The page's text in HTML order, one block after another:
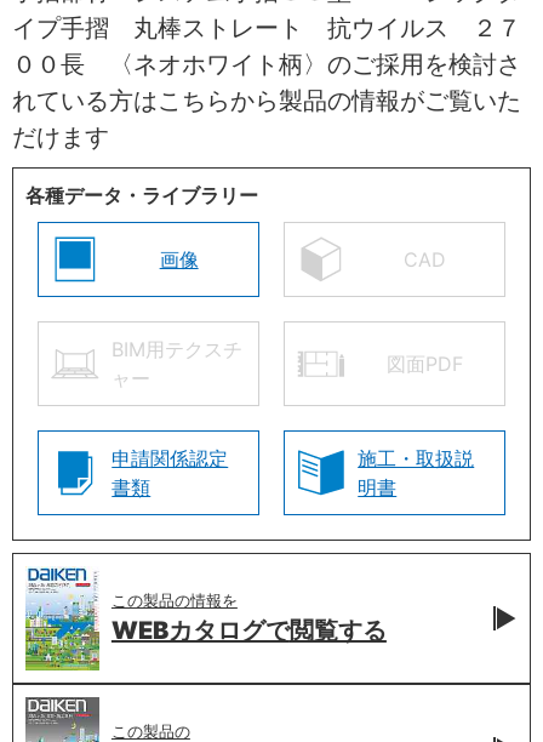
イプ手摺 丸棒ストレート 抗ウイルス ２７
００長 〈ネオホワイト柄〉のご採用を検討さ
れている方はこちらから製品の情報がご覧いた
だけます
各種データ・ライブラリー
画像 CAD
BIM用テクスチ
ャー
図面PDF
申請関係認定
書類
施工・取扱説
明書
この製品の情報を
WEBカタログで閲覧する
この製品の